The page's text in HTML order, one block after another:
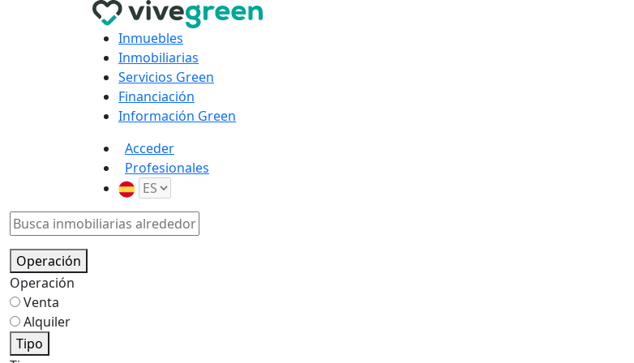
Inmuebles
Inmobiliarias
Servicios Green
Financiación
Información Green
Acceder
Profesionales
Operación
Operación
Venta
Alquiler
Tipo